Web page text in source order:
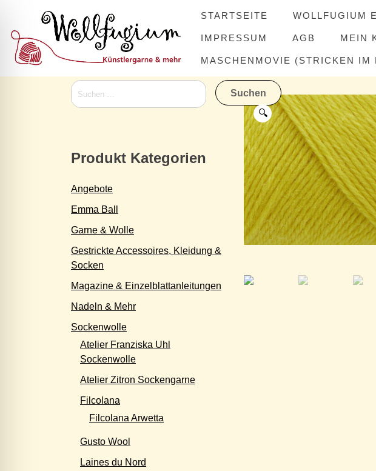
content
STARTSEITE WOLLFUGIUM
IMPRESSUM AGB MEIN
MASCHENMOVIE (STRICKEN IM
🔍
Suchen
nach:
Produkt Kategorien
Angebote
Emma Ball
Garne & Wolle
Gestrickte Accessoires, Kleidung &
Socken
Magazine & Einzelblattanleitungen
Nadeln & Mehr
Sockenwolle
Atelier Franziska Uhl
Sockenwolle
Atelier Zitron Sockengarne
Filcolana
Filcolana Arwetta
Gusto Wool
Laines du Nord